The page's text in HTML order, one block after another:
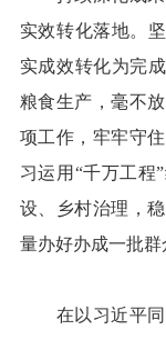
实效转化落地。
实成效转化为完
粮食生产，毫不
项工作，牢牢守
习运用“千万工程
设、乡村治理，
量办好办成一批群
在以习近平同